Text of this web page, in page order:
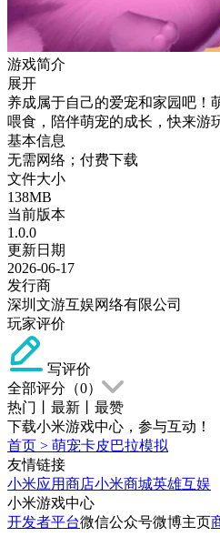
游戏简介
展开
养成属于自己的爱宠和家园吧！
喂食，陪伴萌宠的成长，快来游
基本信息
无需网络；付费下载
文件大小
138MB
当前版本
1.0.0
更新日期
2026-06-17
发行商
深圳文游互娱网络有限公司
玩家评价
写评价
全部评分（0）
热门
最新
最赞
下载小米游戏中心，参与互动！
首页 > 萌宠卡皮巴拉模拟
友情链接
小米应用商店小米商城英雄互娱
小米游戏中心
开发者平台微信公众号微博主页